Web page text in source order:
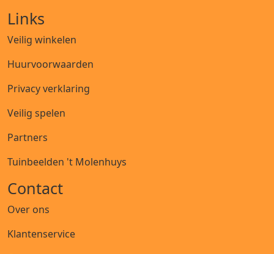
Links
Veilig winkelen
Huurvoorwaarden
Privacy verklaring
Veilig spelen
Partners
Tuinbeelden 't Molenhuys
Contact
Over ons
Klantenservice